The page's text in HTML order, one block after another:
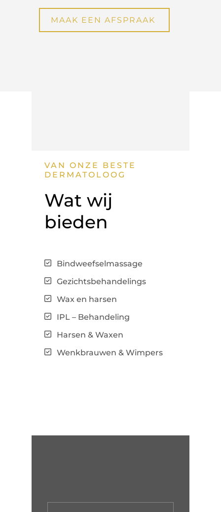
MAAK EEN AFSPRAAK
VAN ONZE BESTE
DERMATOLOOG
Wat wij
bieden
Bindweefselmassage
Gezichtsbehandelings
Wax en harsen
IPL – Behandeling
Harsen & Waxen
Wenkbrauwen & Wimpers